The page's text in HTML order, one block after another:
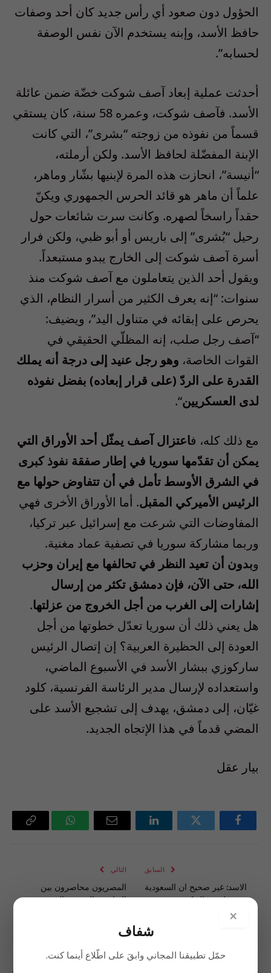
الحؤول دون صعود أي رأس جديد كان أحد وصفات
حافظ الأسد، وإبنه يستخدم الآن نفس الوصفة
لحسابه”.
أحدثت عملية إبعاد آصف شوكت خضّة ضمن عائلة
الأسد. فآصف شوكت، وعمره 58 سنة، كان يستقي
قسماً من نفوذه من زوجته “بشرى”، التي كانت
الإبنة المفضّلة لحافظ الأسد. ولكن أرملته،
“أنيسة”، انحازت هذه المرة لإبنيها بشّار وماهر،
علماً أن ماهر هو قائد الحرس الجمهوري ويكنّ
حقداً راسخاً لصهره. وكانت سرت شائعات حول
رحيل “بُشرى” إلى باريس أو أبو ظبي، ولكن فرار
أسرة آصف شوكت إلى الخارج يبدو مستبعداً.
ويقول أحد الذين يتعاملون مع آصف شوكت منذ
سنوات: “إنه يعرف الكثير من أسرار النظام، الذي
يحرص على إبقائه في متناول اليد”، ويضيف:
“آصف رجل صلب، إنه المظلّي الحقيقي في
القوات الخاصة، وهو رجل عنيد إلى درجة أنه يملك
القدرة على الردّ (على قرار إبعاده) بفضل نفوذه
لدى العسكريين“.
مع ذلك كله، فاعتزال آصف يمثّل أحد الأوراق التي
يمكن أن تقدّمها سوريا في إطار صفقة نفوذ كبرى
في الشرق الأوسط تأمل في أن تتفاوض حولها مع
الرئيس الأميركي المقبل. أما الأوراق الأخرى فهي
المفاوضات التي شرعت مع إسرائيل عبر تركيا،
وربما مشاركة سوريا في تصفية عماد مغنية.
وبدون أن تعيد النظر في تحالفها مع إيران وحزب
الله، حتى الآن، فإن دمشق تكثر من إرسال
إشارات إلى الغرب من أجل الخروج من عزلتها.
هل يعني ذلك أن سوريا تعدّل خطوتها من أجل
العودة إلى الحظيرة العربية؟ إن إتصال الرئيس
ساركوزي ببشار الأسد في الأسبوع الماضي،
واستعداده لإرسال مدير الرئاسة الفرنسية، كلود
غيّان، إلى دمشق، يهدف إلى تشجيع الأسد على
المضي قدماً في هذا الإتجاه الجديد.
بيار عقل
فيسبوك تويتر لينكدإن
البريد
واتساب Copy
السابق
الاسد: غير صحيح ان السعودية
سعت لتغيير الحكم في سورية
التالي
المصريون محاصرون بين
الثقافتين العربية والغربية
تعليقات
×
شفاف
حمّل تطبيقنا المجاني وابقَ على اطّلاع أينما كنت.